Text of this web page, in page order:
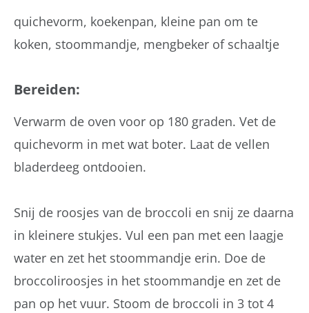
quichevorm, koekenpan, kleine pan om te
koken, stoommandje, mengbeker of schaaltje
Bereiden:
Verwarm de oven voor op 180 graden. Vet de
quichevorm in met wat boter. Laat de vellen
bladerdeeg ontdooien.
Snij de roosjes van de broccoli en snij ze daarna
in kleinere stukjes. Vul een pan met een laagje
water en zet het stoommandje erin. Doe de
broccoliroosjes in het stoommandje en zet de
pan op het vuur. Stoom de broccoli in 3 tot 4